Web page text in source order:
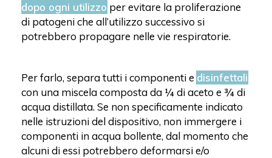
dopo ogni utilizzo per evitare la proliferazione
di patogeni che all’utilizzo successivo si
potrebbero propagare nelle vie respiratorie.
Per farlo, separa tutti i componenti e disinfettali
con una miscela composta da ¼ di aceto e ¾ di
acqua distillata. Se non specificamente indicato
nelle istruzioni del dispositivo, non immergere i
componenti in acqua bollente, dal momento che
alcuni di essi potrebbero deformarsi e/o